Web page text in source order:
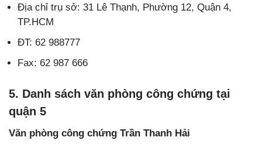
Địa chỉ trụ sở: 31 Lê Thạnh, Phường 12, Quận 4,
TP.HCM
ĐT: 62 988777
Fax: 62 987 666
5. Danh sách văn phòng công chứng tại
quận 5
Văn phòng công chứng Trần Thanh Hải